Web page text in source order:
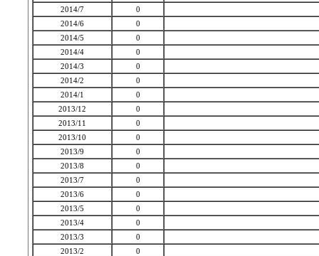
2014/7
0
2014/6
0
2014/5
0
2014/4
0
2014/3
0
2014/2
0
2014/1
0
2013/12
0
2013/11
0
2013/10
0
2013/9
0
2013/8
0
2013/7
0
2013/6
0
2013/5
0
2013/4
0
2013/3
0
2013/2
0